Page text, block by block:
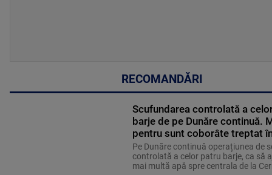
RECOMANDĂRI
Scufundarea controlată a
barje de pe Dunăre continuă.
pentru sunt coborâte treptat
Pe Dunăre continuă operațiunea de
controlată a celor patru barje, ca să
mai multă apă spre centrala de la